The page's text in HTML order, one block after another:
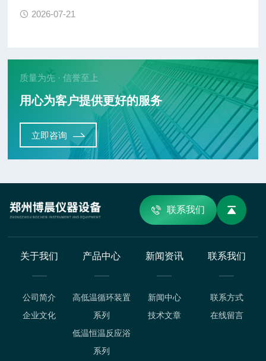
2026-07-21
质量为先 · 信誉至上
用心为客户提供更好的服务
立即咨询
联系我们
关于我们
公司简介
企业文化
产品中心
高低温循环装置
系列
低温恒温反应浴
系列
新闻资讯
新闻中心
技术文章
联系我们
联系方式
在线留言